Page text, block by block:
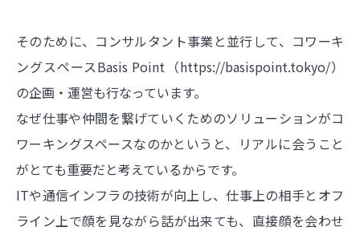
そのために、コンサルタント事業と並行して、コワーキ
ングスペースBasis Point（https://basispoint.tokyo/）
の企画・運営も行なっています。
なぜ仕事や仲間を繋げていくためのソリューションがコ
ワーキングスペースなのかというと、リアルに会うこと
がとても重要だと考えているからです。
ITや通信インフラの技術が向上し、仕事上の相手とオフ
ライン上で顔を見ながら話が出来ても、直接顔を会わせ